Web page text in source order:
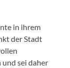
in ihrem
der Stadt
sei daher